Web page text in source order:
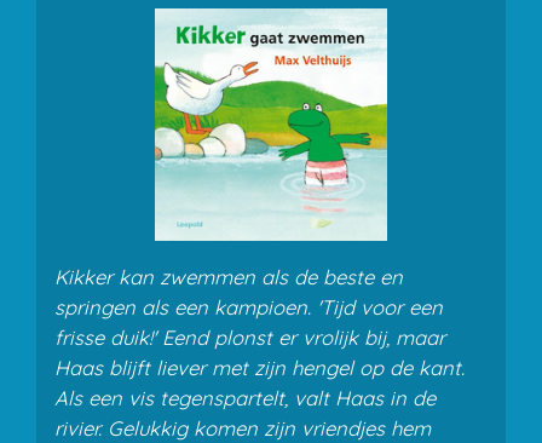
Kikker kan zwemmen als de beste en
springen als een kampioen. 'Tijd voor een
frisse duik!' Eend plonst er vrolijk bij, maar
Haas blijft liever met zijn hengel op de kant.
Als een vis tegenspartelt, valt Haas in de
rivier. Gelukkig komen zijn vriendjes hem